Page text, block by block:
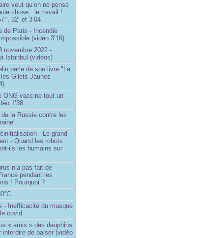
veut qu’on ne pense
chose : le travail !
32’ et 3’04
de Paris - Incendie
(vidéo 3’16)
novembre 2022 -
Istanbul (vidéos)
parle de son livre "La
Gilets Jaunes
ONG vaccine tout un
1’38
la Russie contre les
- Le grand
- Quand les robots
ils les humains sur
n’a pas fait de
pendant les
! Pourquoi ?
- Inefficacité du masque
covid
« amis » des dauphins
interdire de baiser (vidéo